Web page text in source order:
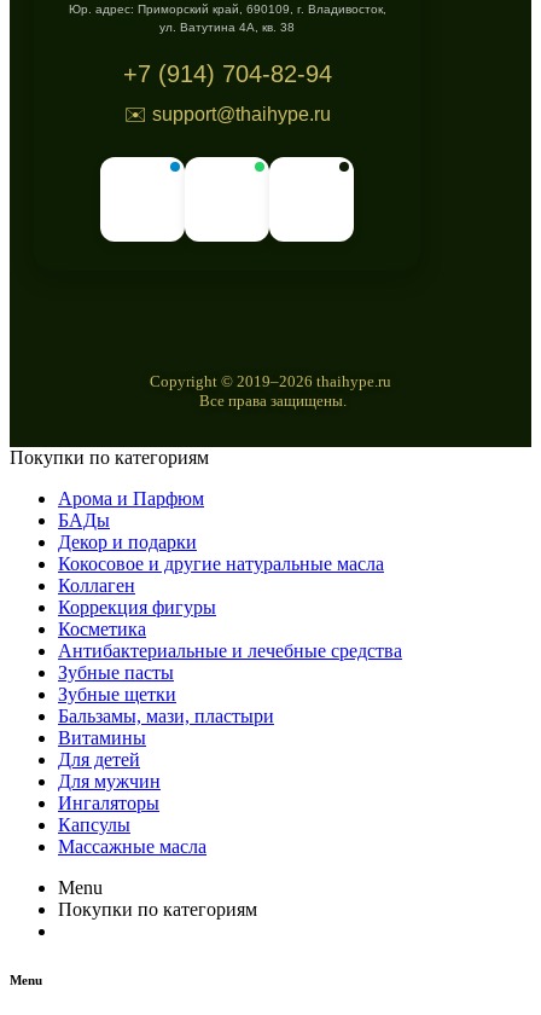
Юр. адрес: Приморский край, 690109, г. Владивосток,
ул. Ватутина 4А, кв. 38
+7 (914) 704-82-94
✉️ support@thaihype.ru
Copyright © 2019–2026 thaihype.ru
Все права защищены.
Покупки по категориям
Арома и Парфюм
БАДы
Декор и подарки
Кокосовое и другие натуральные масла
Коллаген
Коррекция фигуры
Косметика
Антибактериальные и лечебные средства
Зубные пасты
Зубные щетки
Бальзамы, мази, пластыри
Витамины
Для детей
Для мужчин
Ингаляторы
Капсулы
Массажные масла
Menu
Покупки по категориям
Menu